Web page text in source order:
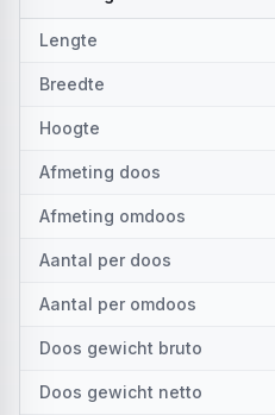
Lengte
Breedte
Hoogte
Afmeting doos
Afmeting omdoos
Aantal per doos
Aantal per omdoos
Doos gewicht bruto
Doos gewicht netto